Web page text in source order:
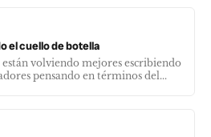
el cuello de botella
están volviendo mejores escribiendo
pensando en términos del...